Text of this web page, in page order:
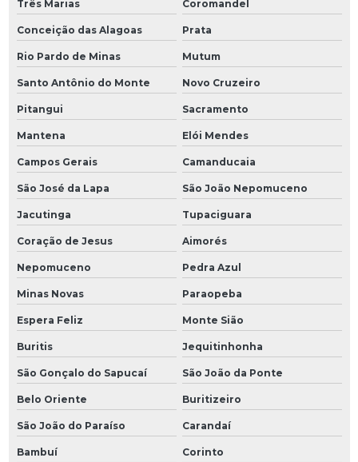
Três Marias Coromandel
Conceição das Alagoas Prata
Rio Pardo de Minas Mutum
Santo Antônio do Monte Novo Cruzeiro
Pitangui Sacramento
Mantena Elói Mendes
Campos Gerais Camanducaia
São José da Lapa São João Nepomuceno
Jacutinga Tupaciguara
Coração de Jesus Aimorés
Nepomuceno Pedra Azul
Minas Novas Paraopeba
Espera Feliz Monte Sião
Buritis Jequitinhonha
São Gonçalo do Sapucaí São João da Ponte
Belo Oriente Buritizeiro
São João do Paraíso Carandaí
Bambuí Corinto